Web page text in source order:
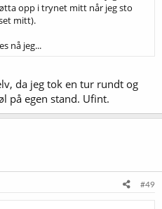
opp i trynet mitt når jeg sto
mitt).
nå jeg...
da jeg tok en tur rundt og
på egen stand. Ufint.
#49